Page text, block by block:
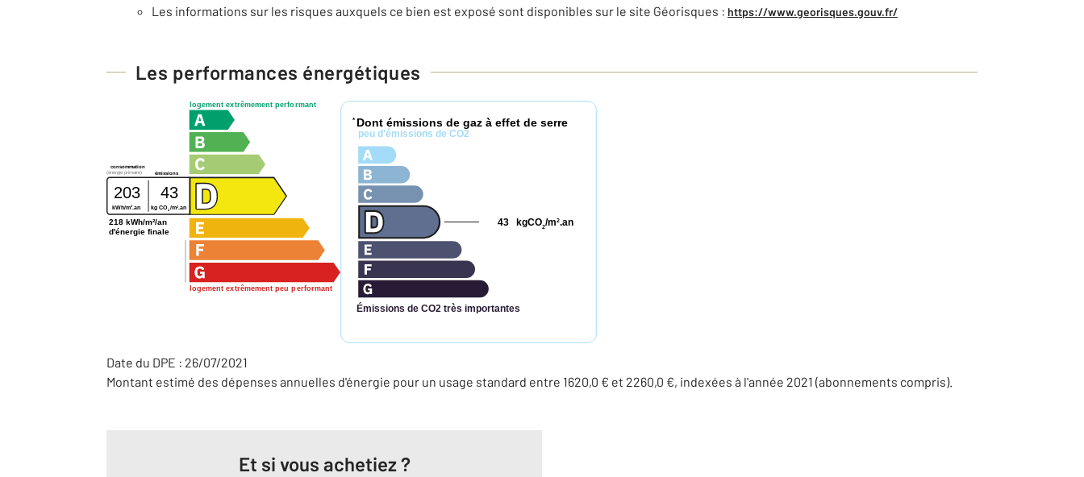
Les informations sur les risques auxquels ce bien est exposé sont disponibles sur le site Géorisques : https://www.georisques.gouv.fr/
Les performances énergétiques
logement extrêmement performant
logement extrêmement peu performant
consommation
émissions
(énergie primaire)
203 43
kWh/m2 .an kg CO2 /m2 .an
218 kWh/m²/an
d'énergie finale
* Dont émissions de gaz à effet de serre
peu d'émissions de CO2
Émissions de CO2 très importantes
kgCO2/m2.an
43
Date du DPE : 26/07/2021
Montant estimé des dépenses annuelles d'énergie pour un usage standard entre 1620,0 € et 2260,0 €, indexées à l'année 2021 (abonnements compris).
Et si vous achetiez ?